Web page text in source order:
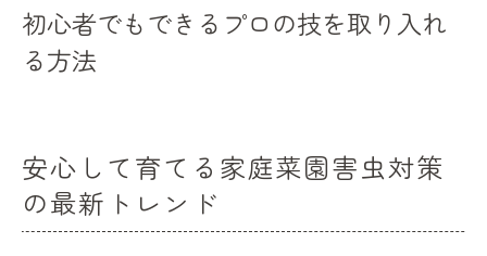
初心者でもできるプロの技を取り入れ
る方法
安心して育てる家庭菜園害虫対策
の最新トレンド